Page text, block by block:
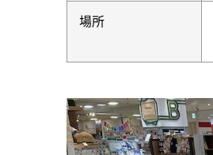
場所